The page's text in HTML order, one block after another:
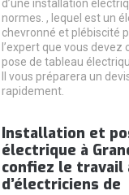
d’une installation
normes. , lequel est un
chevronné et plébiscité
l’expert que vous devez
pose de tableau
Il vous préparera un
rapidement.
Installation et
électrique à
confiez le travail
d’électriciens de